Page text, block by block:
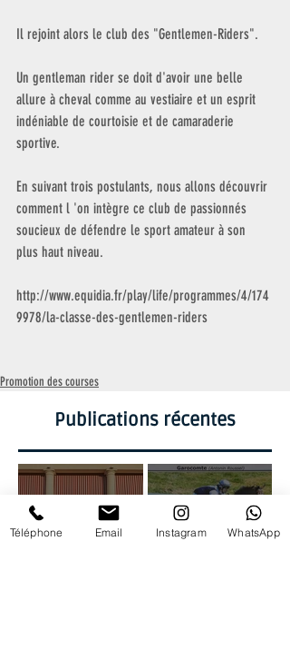
Il rejoint alors le club des "Gentlemen-Riders".
Un gentleman rider se doit d'avoir une belle
allure à cheval comme au vestiaire et un esprit
indéniable de courtoisie et de camaraderie
sportive.
En suivant trois postulants, nous allons découvrir
comment l 'on intègre ce club de passionnés
soucieux de défendre le sport amateur à son
plus haut niveau.
http://www.equidia.fr/play/life/programmes/4/174
9978/la-classe-des-gentlemen-riders
Promotion des courses
Publications récentes
Téléphone Email Instagram WhatsApp